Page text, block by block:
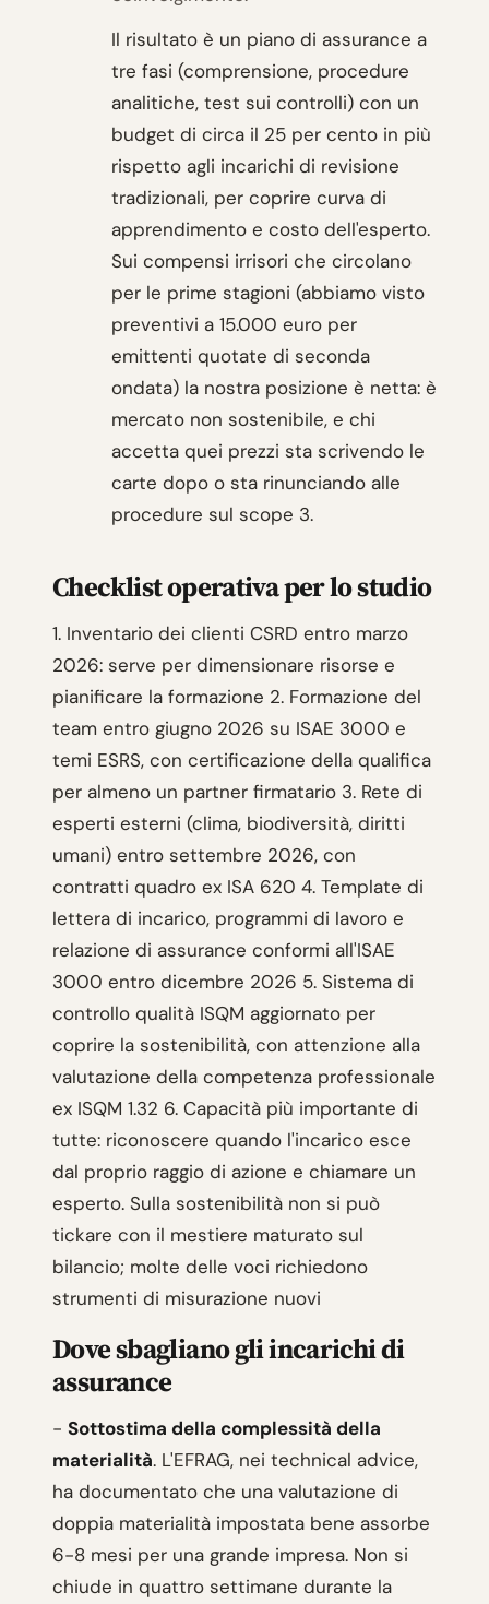
Il risultato è un piano di assurance a
tre fasi (comprensione, procedure
analitiche, test sui controlli) con un
budget di circa il 25 per cento in più
rispetto agli incarichi di revisione
tradizionali, per coprire curva di
apprendimento e costo dell'esperto.
Sui compensi irrisori che circolano
per le prime stagioni (abbiamo visto
preventivi a 15.000 euro per
emittenti quotate di seconda
ondata) la nostra posizione è netta: è
mercato non sostenibile, e chi
accetta quei prezzi sta scrivendo le
carte dopo o sta rinunciando alle
procedure sul scope 3.
Checklist operativa per lo studio
1. Inventario dei clienti CSRD entro marzo
2026: serve per dimensionare risorse e
pianificare la formazione 2. Formazione del
team entro giugno 2026 su ISAE 3000 e
temi ESRS, con certificazione della qualifica
per almeno un partner firmatario 3. Rete di
esperti esterni (clima, biodiversità, diritti
umani) entro settembre 2026, con
contratti quadro ex ISA 620 4. Template di
lettera di incarico, programmi di lavoro e
relazione di assurance conformi all'ISAE
3000 entro dicembre 2026 5. Sistema di
controllo qualità ISQM aggiornato per
coprire la sostenibilità, con attenzione alla
valutazione della competenza professionale
ex ISQM 1.32 6. Capacità più importante di
tutte: riconoscere quando l'incarico esce
dal proprio raggio di azione e chiamare un
esperto. Sulla sostenibilità non si può
tickare con il mestiere maturato sul
bilancio; molte delle voci richiedono
strumenti di misurazione nuovi
Dove sbagliano gli incarichi di
assurance
- Sottostima della complessità della
materialità. L'EFRAG, nei technical advice,
ha documentato che una valutazione di
doppia materialità impostata bene assorbe
6-8 mesi per una grande impresa. Non si
chiude in quattro settimane durante la